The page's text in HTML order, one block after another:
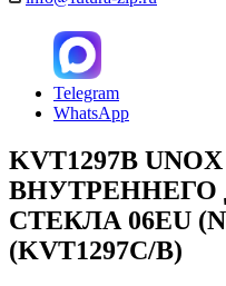
Telegram
WhatsApp
KVT1297B
СТЕКЛА 06EU
(KVT1297C/B)